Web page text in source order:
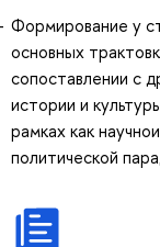
Формирование у
основных
сопоставлении с
истории и
рамках как
политической